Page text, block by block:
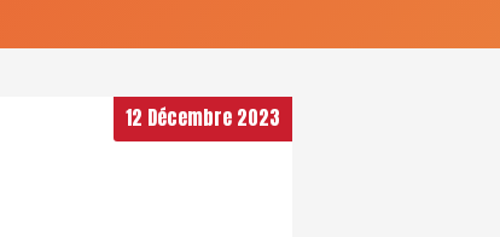
12 Décembre 2023